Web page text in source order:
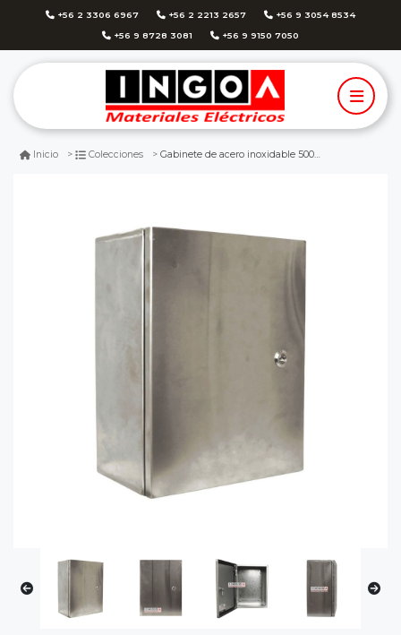
+56 2 3306 6967 +56 2 2213 2657 +56 9 3054 8534
+56 9 8728 3081 +56 9 9150 7050
Inicio Colecciones Gabinete de acero inoxidable 500x400x200 1 puerta ip65 stainless 304